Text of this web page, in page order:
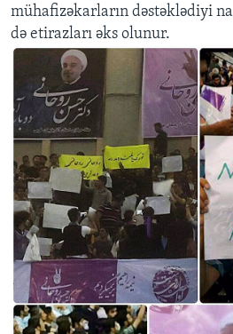
mühafizəkarların dəstəklədiyi
də etirazları əks olunur.